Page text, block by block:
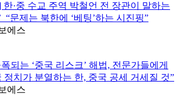
·중 수교 주역 박철언 전 장관이 말하는
문제는 북한에 ‘베팅’하는 시진핑”
에스
되는 ‘중국 리스크’ 해법, 전문가들에게
정치가 분열하는 한, 중국 공세 거세질 것”
에스